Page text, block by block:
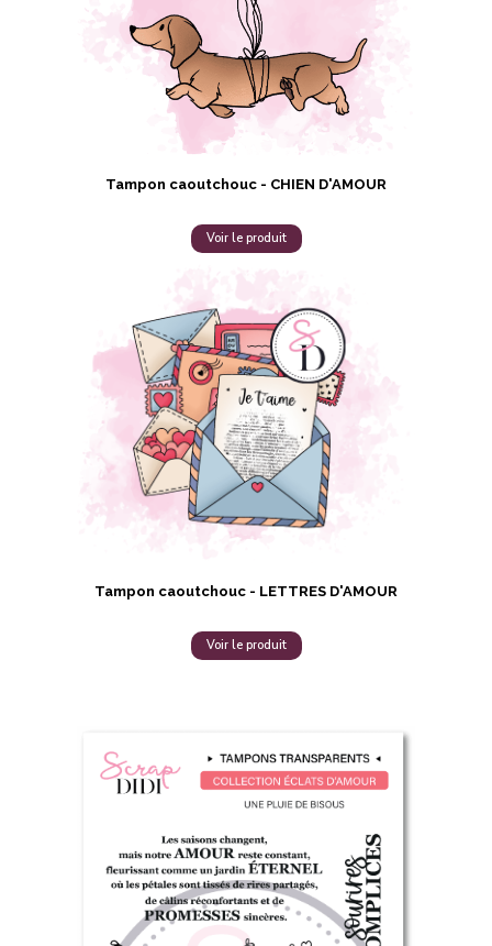
Tampon caoutchouc - CHIEN D'AMOUR
Voir le produit
Tampon caoutchouc - LETTRES D'AMOUR
Voir le produit